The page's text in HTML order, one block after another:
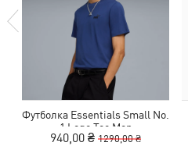
Футболка Essentials Small No.
1 Logo Tee Men
940,00 ₴ 1290,00 ₴